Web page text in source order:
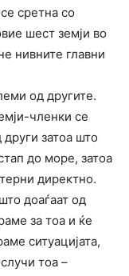
сретна со
шест земји во
нивните главни
од другите.
членки се
затоа што
до море, затоа
директно.
доаѓаат од
за тоа и ќе
ситуацијата,
тоа –